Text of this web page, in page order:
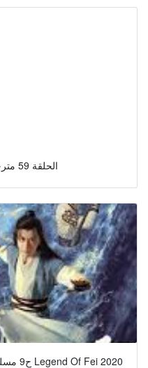
Anime Major الحلقة 59 مترجمة
ح9 مسلسل أسطورة فاي الصيني الحلقة 9 Legend Of Fei 2020